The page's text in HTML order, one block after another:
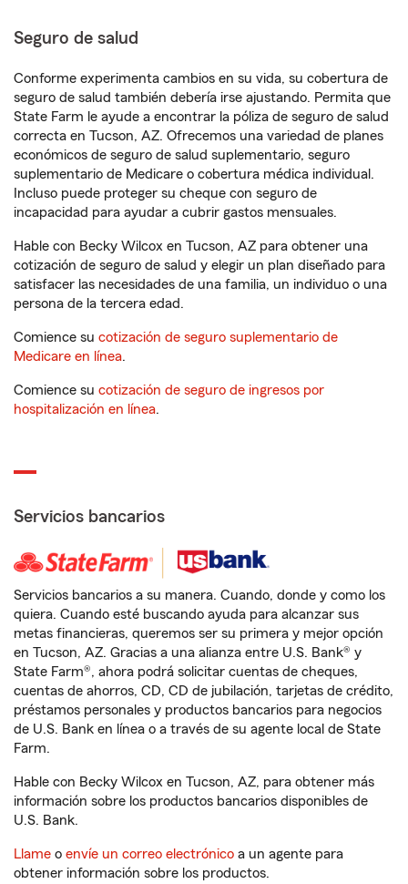
Seguro de salud
Conforme experimenta cambios en su vida, su cobertura de
seguro de salud también debería irse ajustando. Permita que
State Farm le ayude a encontrar la póliza de seguro de salud
correcta en Tucson, AZ. Ofrecemos una variedad de planes
económicos de seguro de salud suplementario, seguro
suplementario de Medicare o cobertura médica individual.
Incluso puede proteger su cheque con seguro de
incapacidad para ayudar a cubrir gastos mensuales.
Hable con Becky Wilcox en Tucson, AZ para obtener una
cotización de seguro de salud y elegir un plan diseñado para
satisfacer las necesidades de una familia, un individuo o una
persona de la tercera edad.
Comience su cotización de seguro suplementario de
Medicare en línea.
Comience su cotización de seguro de ingresos por
hospitalización en línea.
Servicios bancarios
Servicios bancarios a su manera. Cuando, donde y como los
quiera. Cuando esté buscando ayuda para alcanzar sus
metas financieras, queremos ser su primera y mejor opción
en Tucson, AZ. Gracias a una alianza entre U.S. Bank® y
State Farm®, ahora podrá solicitar cuentas de cheques,
cuentas de ahorros, CD, CD de jubilación, tarjetas de crédito,
préstamos personales y productos bancarios para negocios
de U.S. Bank en línea o a través de su agente local de State
Farm.
Hable con Becky Wilcox en Tucson, AZ, para obtener más
información sobre los productos bancarios disponibles de
U.S. Bank.
Llame o envíe un correo electrónico a un agente para
obtener información sobre los productos.